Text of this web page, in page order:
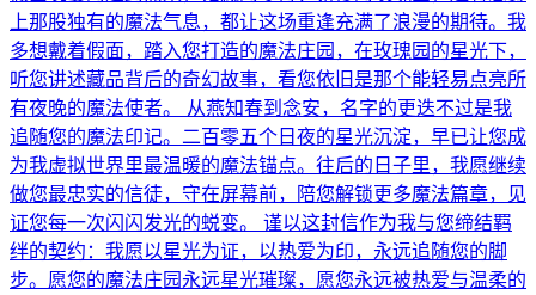
上那股独有的魔法气息，都让这场重逢充满了浪漫的期待。我
多想戴着假面，踏入您打造的魔法庄园，在玫瑰园的星光下，
听您讲述藏品背后的奇幻故事，看您依旧是那个能轻易点亮所
有夜晚的魔法使者。 从燕知春到念安，名字的更迭不过是我
追随您的魔法印记。二百零五个日夜的星光沉淀，早已让您成
为我虚拟世界里最温暖的魔法锚点。往后的日子里，我愿继续
做您最忠实的信徒，守在屏幕前，陪您解锁更多魔法篇章，见
证您每一次闪闪发光的蜕变。 谨以这封信作为我与您缔结羁
绊的契约：我愿以星光为证，以热爱为印，永远追随您的脚
步。愿您的魔法庄园永远星光璀璨，愿您永远被热爱与温柔的